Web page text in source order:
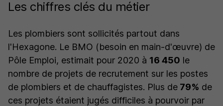
Les chiffres clés du métier
Les plombiers sont sollicités partout dans
l'Hexagone. Le BMO (besoin en main-d'œuvre) de
Pôle Emploi, estimait pour 2020 à 16 450 le
nombre de projets de recrutement sur les postes
de plombiers et de chauffagistes. Plus de 79% de
ces projets étaient jugés difficiles à pourvoir par